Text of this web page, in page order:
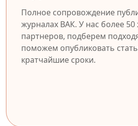
Полное сопровождение
журналах ВАК. У нас более
партнеров, подберем
поможем опубликовать
кратчайшие сроки.